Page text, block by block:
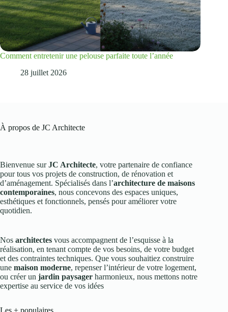
Comment entretenir une pelouse parfaite toute l’année
28 juillet 2026
À propos de JC Architecte
Bienvenue surJC Architecte, votre partenaire de confiance
pour tous vos projets de construction, de rénovation et
d’aménagement. Spécialisés dans l’architecture de maisons
contemporaines, nous concevons des espaces uniques,
esthétiques et fonctionnels, pensés pour améliorer votre
quotidien.
Nos architectes vous accompagnent de l’esquisse à la
réalisation, en tenant compte de vos besoins, de votre budget
et des contraintes techniques. Que vous souhaitiez construire
une maison moderne, repenser l’intérieur de votre logement,
ou créer un jardin paysager harmonieux, nous mettons notre
expertise au service de vos idées
Les + populaires